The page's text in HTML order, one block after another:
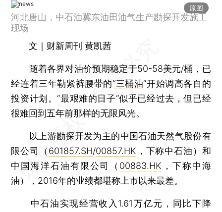
原图
河北唐山，中石油冀东油田油气生产勘探开发施工
现场
文｜财新周刊 黄凯茜
随着各界对油价预期稳定于50-58美元/桶，已
经连着三年勒紧裤腰带的“三桶油”开始调高各自的
投资计划。“最艰难的日子”似乎已经过去，但已经
很难回到五年前那样的无限风光。
以上游勘探开发为主的中国石油天然气股份有
限公司（601857.SH/00857.HK ，下称中石油）和
中国海洋石油有限公司（ 00883.HK ，下称中海
油），2016年的业绩都堪称上市以来最差。
中石油实现经营收入1.61万亿元，同比下降